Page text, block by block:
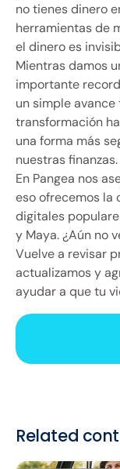
no tienes dinero
herramientas de
el dinero es
Mientras damos
importante
un simple
transformación
una forma más
nuestras finanzas.
En Pangea nos
eso ofrecemos la
digitales
y Maya. ¿Aún no
Vuelve a revisar
actualizamos y
ayudar a que tu
Related